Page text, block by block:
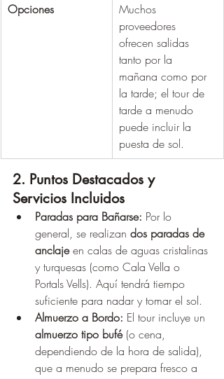
Opciones
Muchos
proveedores
ofrecen salidas
tanto por la
mañana como por
la tarde; el tour de
tarde a menudo
puede incluir la
puesta de sol.
2. Puntos Destacados y
Servicios Incluidos
Paradas para Bañarse: Por lo
general, se realizan dos paradas de
anclaje en calas de aguas cristalinas
y turquesas (como Cala Vella o
Portals Vells). Aquí tendrá tiempo
suficiente para nadar y tomar el sol.
Almuerzo a Bordo: El tour incluye un
almuerzo tipo bufé (o cena,
dependiendo de la hora de salida),
que a menudo se prepara fresco a